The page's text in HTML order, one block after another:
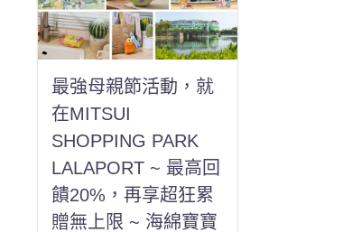
最強母親節活動，就
在MITSUI
SHOPPING PARK
LALAPORT ~ 最高回
饋20%，再享超狂累
贈無上限 ~ 海綿寶寶